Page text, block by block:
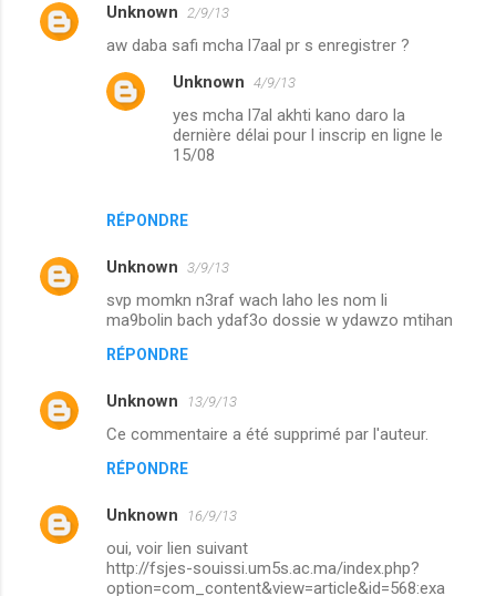
Unknown 2/9/13
aw daba safi mcha l7aal pr s enregistrer ?
RÉPONDRE
Unknown 4/9/13
yes mcha l7al akhti kano daro la
dernière délai pour l inscrip en ligne le
15/08
Unknown 3/9/13
svp momkn n3raf wach laho les nom li
ma9bolin bach ydaf3o dossie w ydawzo mtihan
RÉPONDRE
Unknown 13/9/13
Ce commentaire a été supprimé par l'auteur.
RÉPONDRE
Unknown 16/9/13
oui, voir lien suivant
http://fsjes-souissi.um5s.ac.ma/index.php?
option=com_content&view=article&id=568:exa